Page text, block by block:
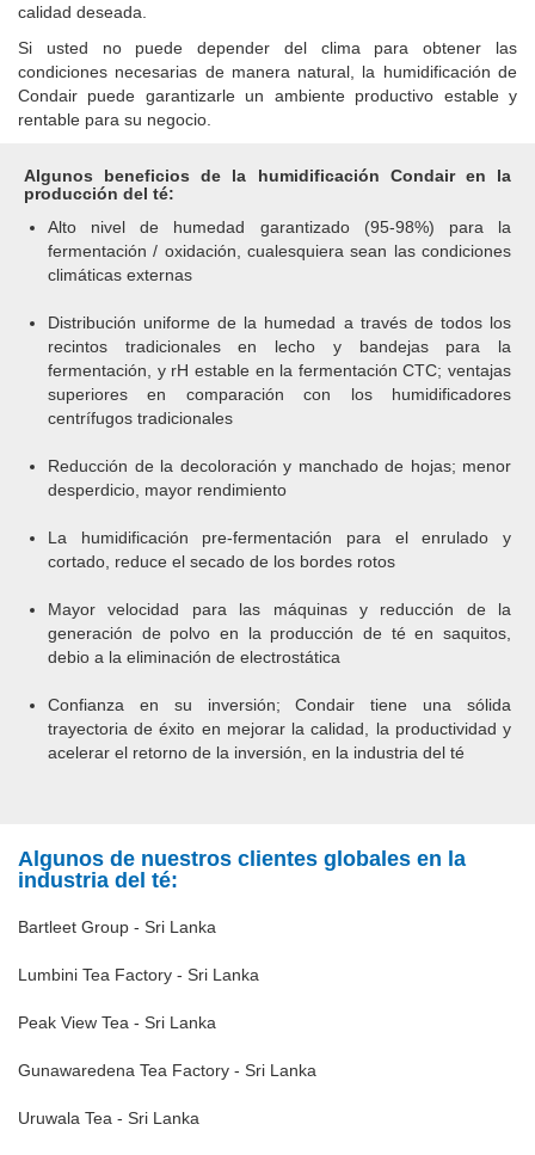
calidad deseada.
Si usted no puede depender del clima para obtener las
condiciones necesarias de manera natural, la humidificación de
Condair puede garantizarle un ambiente productivo estable y
rentable para su negocio.
Algunos beneficios de la humidificación Condair en la
producción del té:
Alto nivel de humedad garantizado (95-98%) para la
fermentación / oxidación, cualesquiera sean las condiciones
climáticas externas
Distribución uniforme de la humedad a través de todos los
recintos tradicionales en lecho y bandejas para la
fermentación, y rH estable en la fermentación CTC; ventajas
superiores en comparación con los humidificadores
centrífugos tradicionales
Reducción de la decoloración y manchado de hojas; menor
desperdicio, mayor rendimiento
La humidificación pre-fermentación para el enrulado y
cortado, reduce el secado de los bordes rotos
Mayor velocidad para las máquinas y reducción de la
generación de polvo en la producción de té en saquitos,
debio a la eliminación de electrostática
Confianza en su inversión; Condair tiene una sólida
trayectoria de éxito en mejorar la calidad, la productividad y
acelerar el retorno de la inversión, en la industria del té
Algunos de nuestros clientes globales en la
industria del té:
Bartleet Group - Sri Lanka
Lumbini Tea Factory - Sri Lanka
Peak View Tea - Sri Lanka
Gunawaredena Tea Factory - Sri Lanka
Uruwala Tea - Sri Lanka